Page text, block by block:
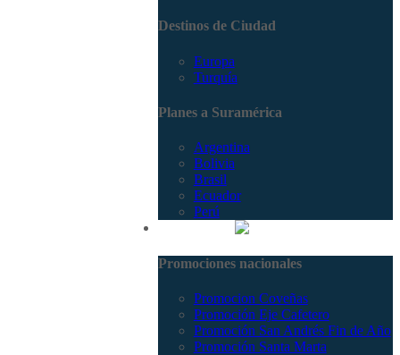
Destinos de Ciudad
Europa
Turquía
Planes a Suramérica
Argentina
Bolivia
Brasil
Ecuador
Perú
Promociones nacionales
Promocion Coveñas
Promoción Eje Cafetero
Promoción San Andrés Fin de Año
Promoción Santa Marta